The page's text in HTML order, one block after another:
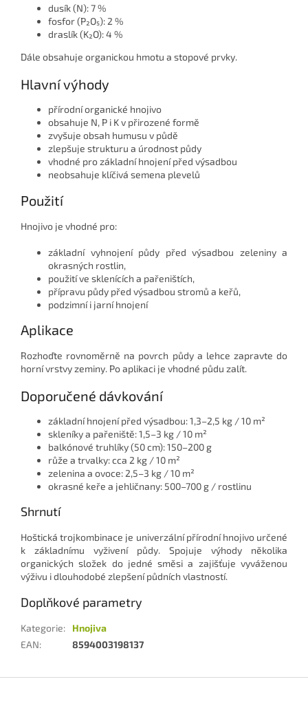
dusík (N): 7 %
fosfor (P₂O₅): 2 %
draslík (K₂O): 4 %
Dále obsahuje organickou hmotu a stopové prvky.
Hlavní výhody
přírodní organické hnojivo
obsahuje N, P i K v přirozené formě
zvyšuje obsah humusu v půdě
zlepšuje strukturu a úrodnost půdy
vhodné pro základní hnojení před výsadbou
neobsahuje klíčivá semena plevelů
Použití
Hnojivo je vhodné pro:
základní vyhnojení půdy před výsadbou zeleniny a
okrasných rostlin,
použití ve sklenících a pařeništích,
přípravu půdy před výsadbou stromů a keřů,
podzimní i jarní hnojení
Aplikace
Rozhoďte rovnoměrně na povrch půdy a lehce zapravte do
horní vrstvy zeminy. Po aplikaci je vhodné půdu zalít.
Doporučené dávkování
základní hnojení před výsadbou: 1,3–2,5 kg / 10 m²
skleníky a pařeniště: 1,5–3 kg / 10 m²
balkónové truhlíky (50 cm): 150–200 g
růže a trvalky: cca 2 kg / 10 m²
zelenina a ovoce: 2,5–3 kg / 10 m²
okrasné keře a jehličnany: 500–700 g / rostlinu
Shrnutí
Hoštická trojkombinace je univerzální přírodní hnojivo určené
k základnímu vyživení půdy. Spojuje výhody několika
organických složek do jedné směsi a zajišťuje vyváženou
výživu i dlouhodobé zlepšení půdních vlastností.
Doplňkové parametry
Kategorie:
Hnojiva
EAN: 8594003198137